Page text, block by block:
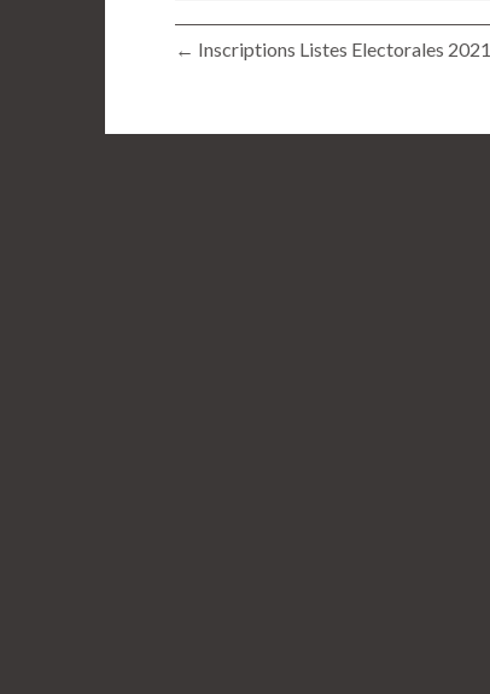
← Inscriptions Listes Electorales 2021